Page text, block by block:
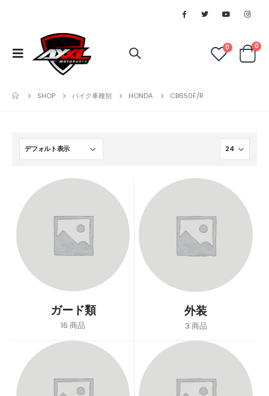
0 0
SHOP バイク車種別 HONDA CB650F/R
ガード類
16 商品
外装
3 商品